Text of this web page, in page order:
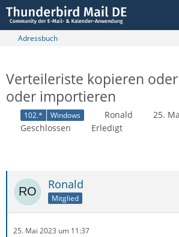
Adressbuch
Verteileriste kopieren
oder importieren
102.* Windows Ronald
25.
Geschlossen
Erledigt
Ronald
Mitglied
25. Mai 2023 um 11:37